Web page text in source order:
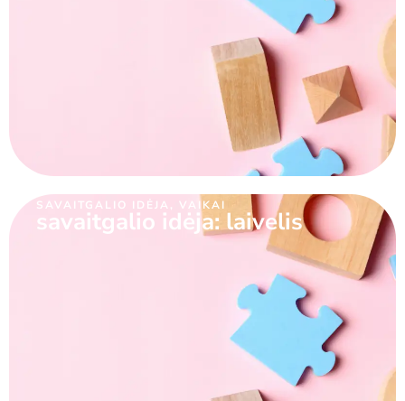
SAVAITGALIO IDĖJA , VAIKAI
savaitgalio idėja: laivelis